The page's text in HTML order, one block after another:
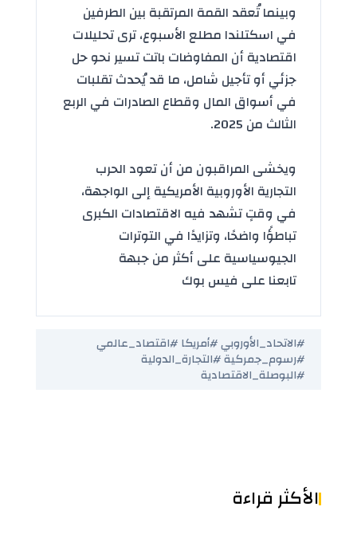
وبينما تُعقد القمة المرتقبة بين الطرفين
في اسكتلندا مطلع الأسبوع، ترى تحليلات
اقتصادية أن المفاوضات باتت تسير نحو حل
جزئي أو تأجيل شامل، ما قد يُحدث تقلبات
فيأسواق المال وقطاع الصادرات في الربع
الثالث من 2025.
ويخشى المراقبون من أن تعود الحرب
التجارية الأوروبية الأمريكية إلى الواجهة،
في وقتٍ تشهد فيه الاقتصادات الكبرى
تباطؤًا واضحًا، وتزايدًا في التوترات
الجيوسياسية على أكثر من جبهة
تابعنا على فيس بوك
#الاتحاد_الأوروبي #أمريكا #اقتصاد_عالمي
#رسوم_جمركية #التجارة_الدولية
#البوصلة_الاقتصادية
الأكثر قراءة